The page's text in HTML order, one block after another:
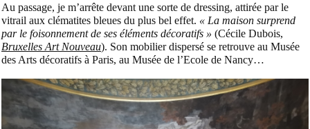
Au passage, je m’arrête devant une sorte de dressing, attirée par le
vitrail aux clématites bleues du plus bel effet. « La maison surprend
par le foisonnement de ses éléments décoratifs » (Cécile Dubois,
Bruxelles Art Nouveau). Son mobilier dispersé se retrouve au Musée
des Arts décoratifs à Paris, au Musée de l’Ecole de Nancy…